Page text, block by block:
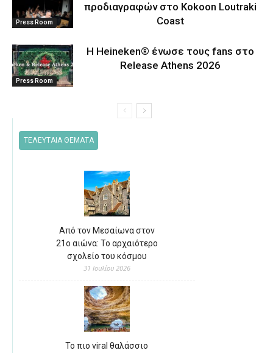
Press Room
προδιαγραφών στο Kokoon Loutraki
Coast
Press Room
Η Heineken® ένωσε τους fans στο
Release Athens 2026
ΤΕΛΕΥΤΑΙΑ ΘΕΜΑΤΑ
Από τον Μεσαίωνα στον
21ο αιώνα: Το αρχαιότερο
σχολείο του κόσμου
31 Ιουλίου 2026
Το πιο viral θαλάσσιο